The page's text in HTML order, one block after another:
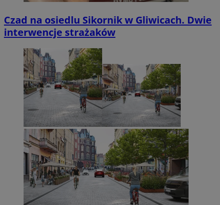
Czad na osiedlu Sikornik w Gliwicach. Dwie
interwencje strażaków